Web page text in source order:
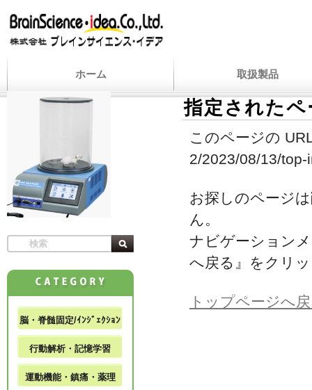
ホーム 取扱製品
指定された
このページの
2/2023/08/13/
お探しのページ
ん。
ナビゲーション
へ戻る』をクリ
トップページへ
脳・脊髄固定/ｲﾝｼﾞｪｸｼｮﾝ
行動解析・記憶学習
運動機能・鎮痛・薬理